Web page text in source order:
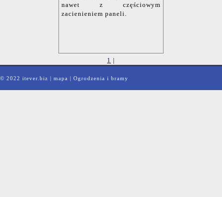
nawet z częściowym
zacienieniem paneli.
1 |
© 2022 itever.biz | mapa | Ogrodzenia i bramy